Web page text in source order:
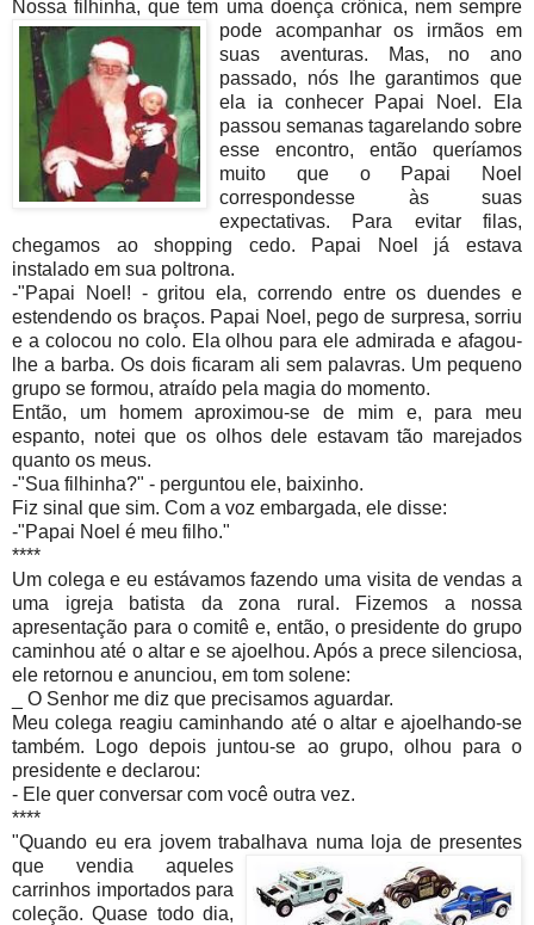
Nossa filhinha, que tem uma doença crônica, nem sempre
pode acompanhar os irmãos em
suas aventuras. Mas, no ano
passado, nós lhe garantimos que
ela ia conhecer Papai Noel. Ela
passou semanas tagarelando sobre
esse encontro, então queríamos
muito que o Papai Noel
correspondesse às suas
expectativas. Para evitar filas,
chegamos ao shopping cedo. Papai Noel já estava
instalado em sua poltrona.
-"Papai Noel! - gritou ela, correndo entre os duendes e
estendendo os braços. Papai Noel, pego de surpresa, sorriu
e a colocou no colo. Ela olhou para ele admirada e afagou-
lhe a barba. Os dois ficaram ali sem palavras. Um pequeno
grupo se formou, atraído pela magia do momento.
Então, um homem aproximou-se de mim e, para meu
espanto, notei que os olhos dele estavam tão marejados
quanto os meus.
-"Sua filhinha?" - perguntou ele, baixinho.
Fiz sinal que sim. Com a voz embargada, ele disse:
-"Papai Noel é meu filho."
****
Um colega e eu estávamos fazendo uma visita de vendas a
uma igreja batista da zona rural. Fizemos a nossa
apresentação para o comitê e, então, o presidente do grupo
caminhou até o altar e se ajoelhou. Após a prece silenciosa,
ele retornou e anunciou, em tom solene:
_ O Senhor me diz que precisamos aguardar.
Meu colega reagiu caminhando até o altar e ajoelhando-se
também. Logo depois juntou-se ao grupo, olhou para o
presidente e declarou:
- Ele quer conversar com você outra vez.
****
"Quando eu era jovem trabalhava numa loja de presentes
que vendia aqueles
carrinhos importados para
coleção. Quase todo dia,